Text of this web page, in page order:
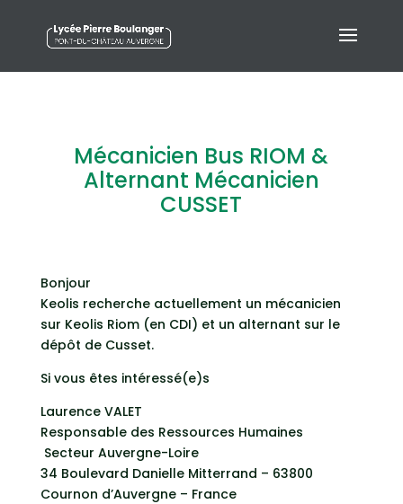
Mécanicien Bus RIOM &
Alternant Mécanicien
CUSSET
Bonjour
Keolis recherche actuellement un mécanicien
sur Keolis Riom (en CDI) et un alternant sur le
dépôt de Cusset.
Si vous êtes intéressé(e)s
Laurence VALET
Responsable des Ressources Humaines
Secteur Auvergne-Loire
34 Boulevard Danielle Mitterrand – 63800
Cournon d’Auvergne – France